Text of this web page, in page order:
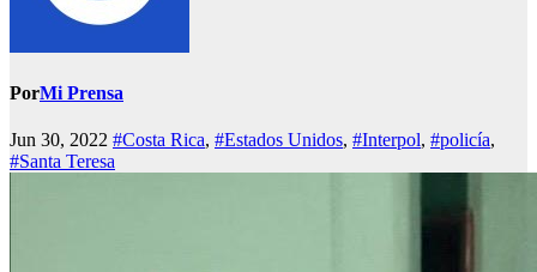
PorMi Prensa
Jun 30, 2022 #Costa Rica, #Estados Unidos, #Interpol, #policía,
#Santa Teresa